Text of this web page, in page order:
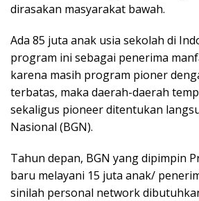
dirasakan masyarakat bawah.
Ada 85 juta anak usia sekolah di
program ini sebagai penerima
karena masih program pioner
terbatas, maka daerah-daerah
sekaligus pioneer ditentukan
Nasional (BGN).
Tahun depan, BGN yang dipimpin
baru melayani 15 juta anak/
sinilah personal network